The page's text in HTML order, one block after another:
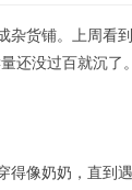
杂货铺。上周看
还没过百就沉了。
得像奶奶，直到